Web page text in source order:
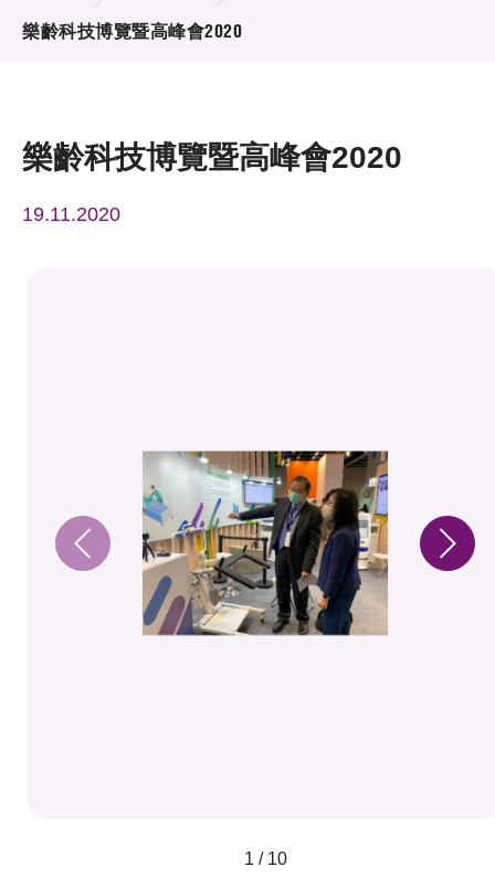
樂齡科技博覽暨高峰會2020
樂齡科技博覽暨高峰會2020
19.11.2020
1 / 10